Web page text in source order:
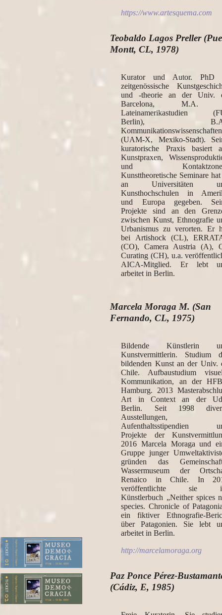
https://www.artesquema.com
Teobaldo Lagos Preller
Montt, CL, 1978)
Kurator und Autor. PhD
zeitgenössische
und -theorie an der Univ.
Barcelona, M.A.
Lateinamerikastudien
Berlin),
Kommunikationswissenschaften
(UAM-X, Mexiko-Stadt).
kuratorische Praxis basiert
Kunstpraxen,
und
Kunsttheoretische Seminare hat
an Universitäten
Kunsthochschulen in
und Europa gegeben.
Projekte sind an den
zwischen Kunst, Ethnografie
Urbanismus zu verorten. Er
bei Artishock (CL),
(CO), Camera Austria (A),
Curating (CH), u.a.
AICA-Mitglied. Er lebt
arbeitet in Berlin.
Marcela Moraga M. (San
Fernando, CL, 1975)
Bildende Künstlerin
Kunstvermittlerin. Studium
bildenden Kunst an der Univ.
Chile. Aufbaustudium
Kommunikation, an der
Hamburg. 2013
Art in Context an der
Berlin. Seit 1998
Ausstellungen,
Aufenthaltsstipendien
Projekte der
2016 Marcela Moraga und
Gruppe junger
gründen das
Wassermuseum der
Renaico in Chile. In
veröffentlichte sie
Künstlerbuch „Neither spices
species. Chronicle of
ein fiktiver Ethnografie-
über Patagonien. Sie lebt
arbeitet in Berlin.
http://marcelamoraga.org
Paz Ponce Pérez-
(Cádiz, E, 1985)